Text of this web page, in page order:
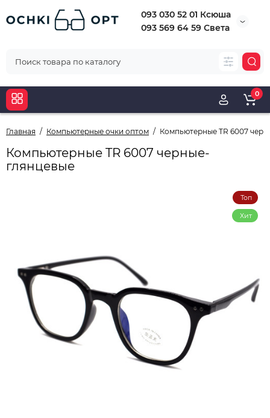
093 030 52 01 Ксюша
093 569 64 59 Света
0
Главная Компьютерные очки оптом Компьютерные TR 6007
Компьютерные TR 6007 черные-
глянцевые
Топ
Хит